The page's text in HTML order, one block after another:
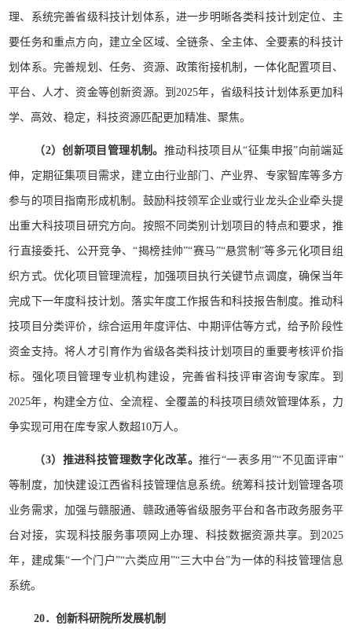
理、系统完善省级科技计划体系，进一步明晰各类科技计划定位、主
要任务和重点方向，建立全区域、全链条、全主体、全要素的科技计
划体系。完善规划、任务、资源、政策衔接机制，一体化配置项目、
平台、人才、资金等创新资源。到2025年，省级科技计划体系更加科
学、高效、稳定，科技资源匹配更加精准、聚焦。
（2）创新项目管理机制。 推动科技项目从“征集申报”向前端延
伸，定期征集项目需求，建立由行业部门、产业界、专家智库等多方
参与的项目指南形成机制。鼓励科技领军企业或行业龙头企业牵头提
出重大科技项目研究方向。按照不同类别计划项目的特点和要求，推
行直接委托、公开竞争、“揭榜挂帅”“赛马”“悬赏制”等多元化项目组
织方式。优化项目管理流程，加强项目执行关键节点调度，确保当年
完成下一年度科技计划。落实年度工作报告和科技报告制度。推动科
技项目分类评价，综合运用年度评估、中期评估等方式，给予阶段性
资金支持。将人才引育作为省级各类科技计划项目的重要考核评价指
标。强化项目管理专业机构建设，完善省科技评审咨询专家库。到
2025年，构建全方位、全流程、全覆盖的科技项目绩效管理体系，力
争实现可用在库专家人数超10万人。
（3）推进科技管理数字化改革。 推行“一表多用”“不见面评审”
等制度，加快建设江西省科技管理信息系统。统筹科技计划管理各项
业务需求，加强与赣服通、赣政通等省级服务平台和各市政务服务平
台对接，实现科技服务事项网上办理、科技数据资源共享。到2025
年，建成集“一个门户”“六类应用”“三大中台”为一体的科技管理信息
系统。
20．创新科研院所发展机制